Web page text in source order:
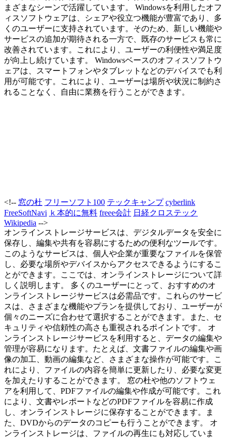
まざまなシーンで活躍しています。 Windowsを利用したオフ
ィスソフトウェアは、シェアや役立つ機能が豊富であり、多
くのユーザーに支持されています。そのため、新しい機能や
サービスの追加が期待される一方で、既存のサービスも常に
改善されています。これにより、ユーザーの利便性や満足度
が向上し続けています。 Windowsベースのオフィスソフトウ
ェアは、スマートフォンやタブレットなどのデバイスでも利
用が可能です。これにより、ユーザーは場所や状況に制約さ
れることなく、自由に業務を行うことができます。
<!-- 窓の杜 フリーソフト100 テックキャンプ cyberlink
FreeSoftNavi ｋ本的に無料 freee会計 日経クロステック
Wikipedia -->
オンラインストレージサービスは、デジタルデータを安全に
保存し、編集や共有を容易にするための便利なツールです。
このようなサービスは、個人や企業が重要なファイルを保管
し、必要な場所やデバイスからアクセスできるようにするこ
とができます。ここでは、オンラインストレージについて詳
しく説明します。 多くのユーザーにとって、おすすめのオ
ンラインストレージサービスは必需品です。これらのサービ
スは、さまざまな機能やプランを提供しており、ユーザーが
個々のニーズに合わせて選択することができます。また、セ
キュリティや信頼性の高さも重視されるポイントです。 オ
ンラインストレージサービスを利用すると、データの編集や
管理が容易になります。たとえば、文書ファイルの編集や画
像の加工、動画の編集など、さまざまな操作が可能です。こ
れにより、ファイルの内容を簡単に更新したり、必要な変更
を加えたりすることができます。 窓の杜や他のソフトウェ
アを利用して、PDFファイルの編集や作成が可能です。これ
により、文書やレポートなどのPDFファイルを容易に作成
し、オンラインストレージに保存することができます。ま
た、DVDからのデータのコピーも行うことができます。 オ
ンラインストレージは、ファイルの再生にも対応していま